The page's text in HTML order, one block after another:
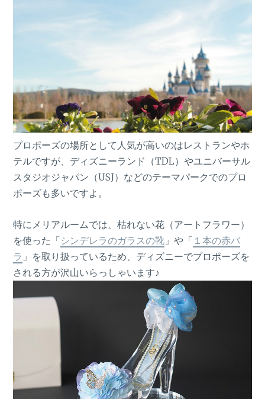
プロポーズの場所として人気が高いのはレストランやホ
テルですが、ディズニーランド（TDL）やユニバーサル
スタジオジャパン（USJ）などのテーマパークでのプロ
ポーズも多いですよ。
特にメリアルームでは、枯れない花（アートフラワー）
を使った「シンデレラのガラスの靴 」や「 １本の赤バ
ラ 」を取り扱っているため、ディズニーでプロポーズを
される方が沢山いらっしゃいます♪